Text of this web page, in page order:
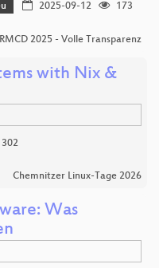
2025-09-12
173
2025 - Volle Transparenz
with Nix &
302
Chemnitzer Linux-Tage 2026
Was